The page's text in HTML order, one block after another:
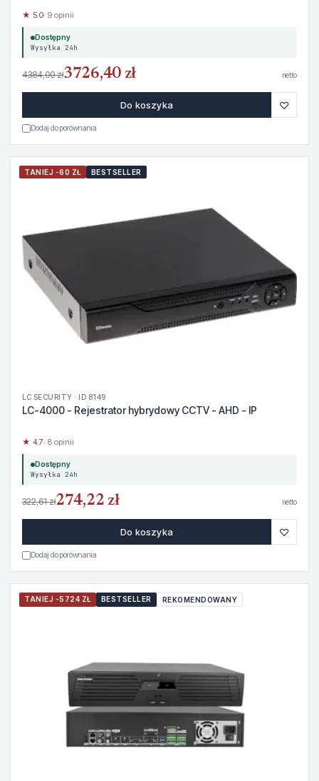
★ 5.0· 9 opinii
Dostępny
Wysyłka 24h
4384,00 zł3726,40 zł netto
Do koszyka ♡
Dodaj do porównania
TANIEJ -60 ZŁ BESTSELLER
LC SECURITY · ID 8149
LC-4000 - Rejestrator hybrydowy CCTV - AHD - IP
★ 4.7· 8 opinii
Dostępny
Wysyłka 24h
322,61 zł274,22 zł netto
Do koszyka ♡
Dodaj do porównania
TANIEJ -5724 ZŁ BESTSELLER REKOMENDOWANY